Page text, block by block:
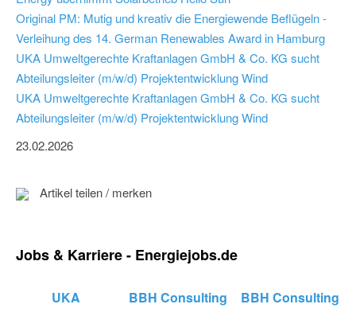
Original PM: Mutig und kreativ die Energiewende Beflügeln -
Verleihung des 14. German Renewables Award in Hamburg
UKA Umweltgerechte Kraftanlagen GmbH & Co. KG sucht
Abteilungsleiter (m/w/d) Projektentwicklung Wind
UKA Umweltgerechte Kraftanlagen GmbH & Co. KG sucht
Abteilungsleiter (m/w/d) Projektentwicklung Wind
23.02.2026
Artikel teilen / merken
Jobs & Karriere - Energiejobs.de
UKA
BBH Consulting
BBH Consulting